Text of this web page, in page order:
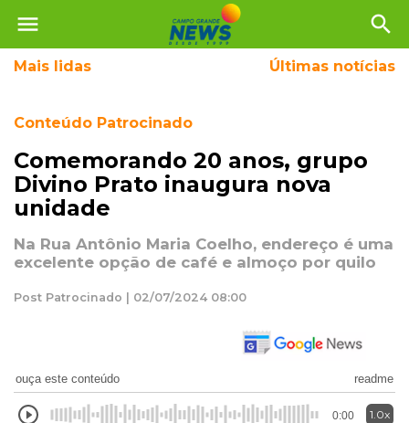
menu search
Mais lidas Últimas notícias
Conteúdo Patrocinado
Comemorando 20 anos, grupo
Divino Prato inaugura nova
unidade
Na Rua Antônio Maria Coelho, endereço é uma
excelente opção de café e almoço por quilo
Post Patrocinado | 02/07/2024 08:00
ouça este conteúdo readme
0:00 1.0x